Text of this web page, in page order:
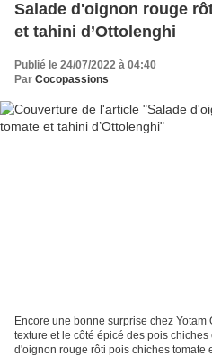
Salade d'oignon rouge
et tahini d’Ottolenghi
Publié le 24/07/2022 à 04:40
Par Cocopassions
Encore une bonne surprise chez Yotam
texture et le côté épicé des pois
d'oignon rouge rôti pois chiches tomate